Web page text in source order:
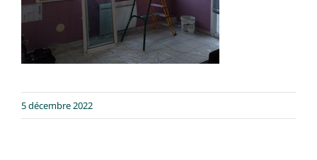
5 décembre 2022